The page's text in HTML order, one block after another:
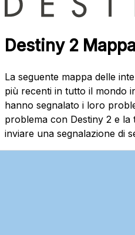
Destiny 2
La seguente mappa delle
più recenti in tutto il mondo
hanno segnalato i loro
problema con Destiny 2 e
inviare una segnalazione di